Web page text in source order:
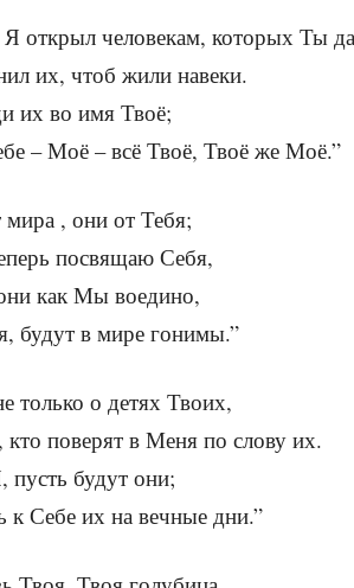
открыл человекам, которых Ты
их, чтоб жили навеки.
их во имя Твоё;
– Моё – всё Твоё, Твоё же Моё.”
, они от Тебя;
посвящаю Себя,
как Мы воедино,
будут в мире гонимы.”
только о детях Твоих,
поверят в Меня по слову их.
пусть будут они;
Себе их на вечные дни.”